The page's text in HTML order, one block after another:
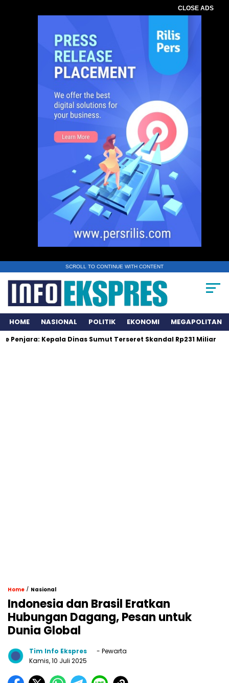
CLOSE ADS
SCROLL TO CONTINUE WITH CONTENT
HOME NASIONAL POLITIK EKONOMI MEGAPOLITAN
Kepala Dinas Sumut Terseret Skandal Rp231 Miliar Cabai
Home / Nasional
Indonesia dan Brasil Eratkan
Hubungan Dagang, Pesan untuk
Dunia Global
Tim Info Ekspres
- Pewarta
Kamis, 10 Juli 2025